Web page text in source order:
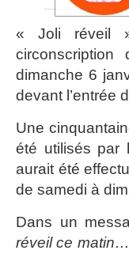
« Joli réveil
dimanche 6
devant l’entrée
Une
été utilisés par
aurait été
de samedi à
Dans un
réveil ce